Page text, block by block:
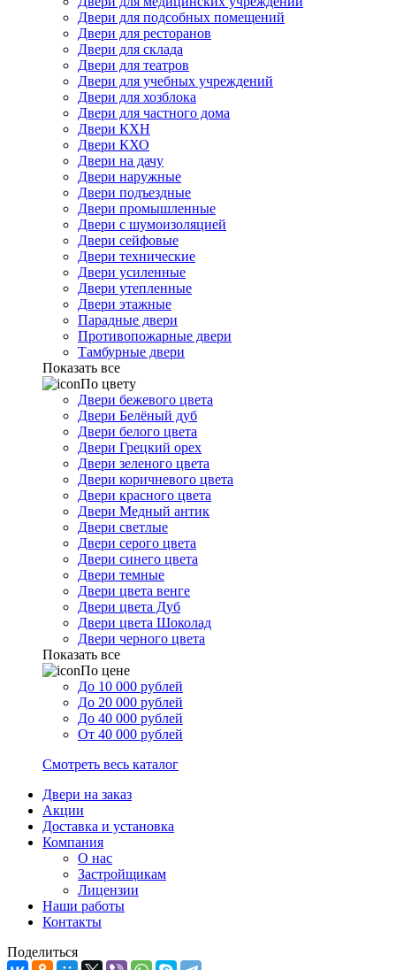
Двери для подсобных помещений
Двери для ресторанов
Двери для склада
Двери для театров
Двери для учебных учреждений
Двери для хозблока
Двери для частного дома
Двери КХН
Двери КХО
Двери на дачу
Двери наружные
Двери подъездные
Двери промышленные
Двери с шумоизоляцией
Двери сейфовые
Двери технические
Двери усиленные
Двери утепленные
Двери этажные
Парадные двери
Противопожарные двери
Тамбурные двери
Показать все
По цвету
Двери бежевого цвета
Двери Белёный дуб
Двери белого цвета
Двери Грецкий орех
Двери зеленого цвета
Двери коричневого цвета
Двери красного цвета
Двери Медный антик
Двери светлые
Двери серого цвета
Двери синего цвета
Двери темные
Двери цвета венге
Двери цвета Дуб
Двери цвета Шоколад
Двери черного цвета
Показать все
По цене
До 10 000 рублей
До 20 000 рублей
До 40 000 рублей
От 40 000 рублей
Смотреть весь каталог
Двери на заказ
Акции
Доставка и установка
Компания
О нас
Застройщикам
Лицензии
Наши работы
Контакты
Поделиться